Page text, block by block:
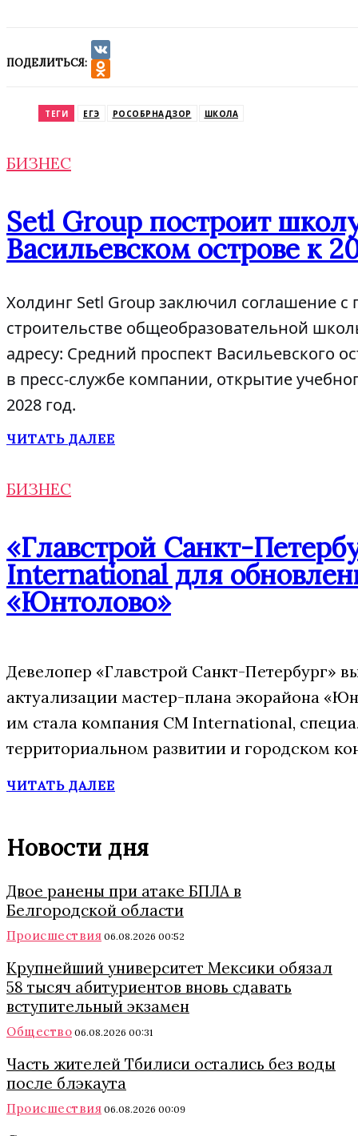
ПОДЕЛИТЬСЯ:
VK
ТЕГИ ЕГЭ РОСОБРНАДЗОР ШКОЛА
БИЗНЕС
Setl Group построит
Васильевском острове к
Холдинг Setl Group заключил соглашение с
строительстве общеобразовательной
адресу: Средний проспект Васильевского
в пресс-службе компании, открытие
2028 год.
ЧИТАТЬ ДАЛЕЕ
БИЗНЕС
«Главстрой Санкт-
International для
«Юнтолово»
Девелопер «Главстрой Санкт-Петербург»
актуализации мастер-плана экорайона
им стала компания CM International,
территориальном развитии и городском
ЧИТАТЬ ДАЛЕЕ
Новости дня
Двое ранены при атаке БПЛА в
Белгородской области
Происшествия 06.08.2026 00:52
Крупнейший университет Мексики обязал
58 тысяч абитуриентов вновь сдавать
вступительный экзамен
Общество 06.08.2026 00:31
Часть жителей Тбилиси остались без воды
после блэкаута
Происшествия 06.08.2026 00:09